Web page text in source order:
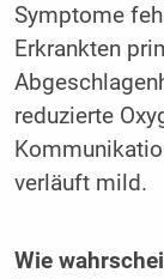
Symptome
Erkrankten
reduzierte
verläuft mild.
Wie